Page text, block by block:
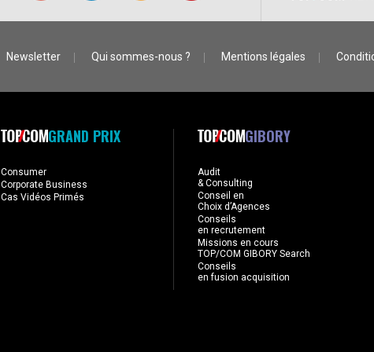
Newsletter Qui sommes-nous ? Mentions légales
GRAND PRIX
Consumer
Corporate Business
Cas Vidéos Primés
GIBORY
Audit
& Consulting
Conseil en
Choix d’Agences
Conseils
en recrutement
Missions en cours
TOP/COM GIBORY Search
Conseils
en fusion acquisition